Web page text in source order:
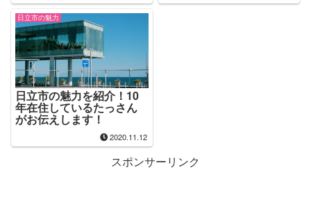
日立市の魅力
日立市の魅力を紹介！10
年在住しているたっさん
がお伝えします！
2020.11.12
スポンサーリンク